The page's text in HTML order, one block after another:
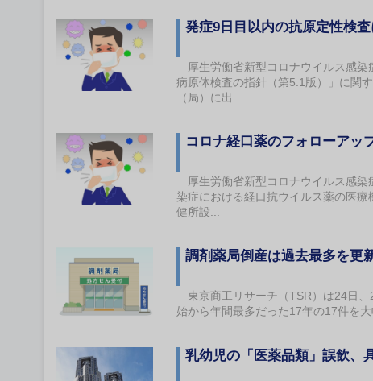
発症9日目以内の抗原定性検
厚生労働省新型コロナウイルス感染
病原体検査の指針（第5.1版）」に関
（局）に出...
コロナ経口薬のフォローアッ
厚生労働省新型コロナウイルス感染
染症における経口抗ウイルス薬の医
健所設...
調剤薬局倒産は過去最多を更
東京商工リサーチ（TSR）は24日、
始から年間最多だった17年の17件を
乳幼児の「医薬品類」誤飲、